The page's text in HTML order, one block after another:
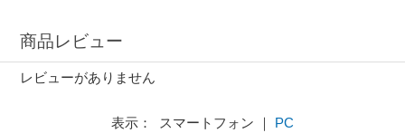
商品レビュー
レビューがありません
表示： スマートフォン ｜ PC